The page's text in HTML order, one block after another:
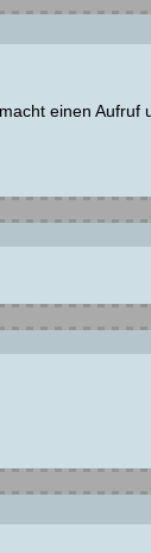
einen Aufruf